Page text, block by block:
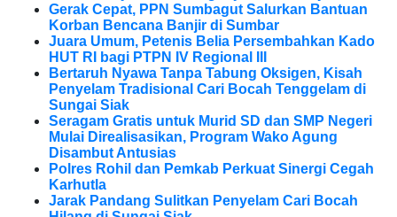
Gerak Cepat, PPN Sumbagut Salurkan Bantuan
Korban Bencana Banjir di Sumbar
Juara Umum, Petenis Belia Persembahkan Kado
HUT RI bagi PTPN IV Regional III
Bertaruh Nyawa Tanpa Tabung Oksigen, Kisah
Penyelam Tradisional Cari Bocah Tenggelam di
Sungai Siak
Seragam Gratis untuk Murid SD dan SMP Negeri
Mulai Direalisasikan, Program Wako Agung
Disambut Antusias
Polres Rohil dan Pemkab Perkuat Sinergi Cegah
Karhutla
Jarak Pandang Sulitkan Penyelam Cari Bocah